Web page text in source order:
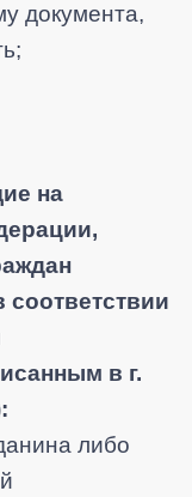
документа,
на
в г.
либо